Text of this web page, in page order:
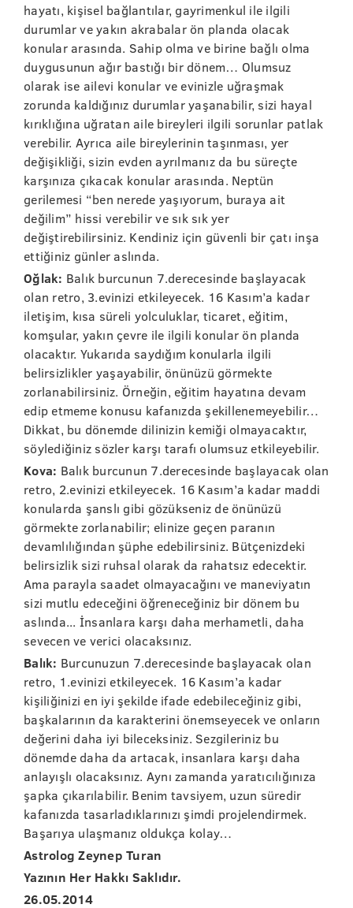
hayatı, kişisel bağlantılar, gayrimenkul ile ilgili
durumlar ve yakın akrabalar ön planda olacak
konular arasında. Sahip olma ve birine bağlı olma
duygusunun ağır bastığı bir dönem… Olumsuz
olarak ise ailevi konular ve evinizle uğraşmak
zorunda kaldığınız durumlar yaşanabilir, sizi hayal
kırıklığına uğratan aile bireyleri ilgili sorunlar patlak
verebilir. Ayrıca aile bireylerinin taşınması, yer
değişikliği, sizin evden ayrılmanız da bu süreçte
karşınıza çıkacak konular arasında. Neptün
gerilemesi “ben nerede yaşıyorum, buraya ait
değilim” hissi verebilir ve sık sık yer
değiştirebilirsiniz. Kendiniz için güvenli bir çatı inşa
ettiğiniz günler aslında.
Oğlak: Balık burcunun 7.derecesinde başlayacak
olan retro, 3.evinizi etkileyecek. 16 Kasım’a kadar
iletişim, kısa süreli yolculuklar, ticaret, eğitim,
komşular, yakın çevre ile ilgili konular ön planda
olacaktır. Yukarıda saydığım konularla ilgili
belirsizlikler yaşayabilir, önünüzü görmekte
zorlanabilirsiniz. Örneğin, eğitim hayatına devam
edip etmeme konusu kafanızda şekillenemeyebilir…
Dikkat, bu dönemde dilinizin kemiği olmayacaktır,
söylediğiniz sözler karşı tarafı olumsuz etkileyebilir.
Kova: Balık burcunun 7.derecesinde başlayacak olan
retro, 2.evinizi etkileyecek. 16 Kasım’a kadar maddi
konularda şanslı gibi gözükseniz de önünüzü
görmekte zorlanabilir; elinize geçen paranın
devamlılığından şüphe edebilirsiniz. Bütçenizdeki
belirsizlik sizi ruhsal olarak da rahatsız edecektir.
Ama parayla saadet olmayacağını ve maneviyatın
sizi mutlu edeceğini öğreneceğiniz bir dönem bu
aslında... İnsanlara karşı daha merhametli, daha
sevecen ve verici olacaksınız.
Balık: Burcunuzun 7.derecesinde başlayacak olan
retro, 1.evinizi etkileyecek. 16 Kasım’a kadar
kişiliğinizi en iyi şekilde ifade edebileceğiniz gibi,
başkalarının da karakterini önemseyecek ve onların
değerini daha iyi bileceksiniz. Sezgileriniz bu
dönemde daha da artacak, insanlara karşı daha
anlayışlı olacaksınız. Aynı zamanda yaratıcılığınıza
şapka çıkarılabilir. Benim tavsiyem, uzun süredir
kafanızda tasarladıklarınızı şimdi projelendirmek.
Başarıya ulaşmanız oldukça kolay…
Astrolog Zeynep Turan
Yazının Her Hakkı Saklıdır.
26.05.2014